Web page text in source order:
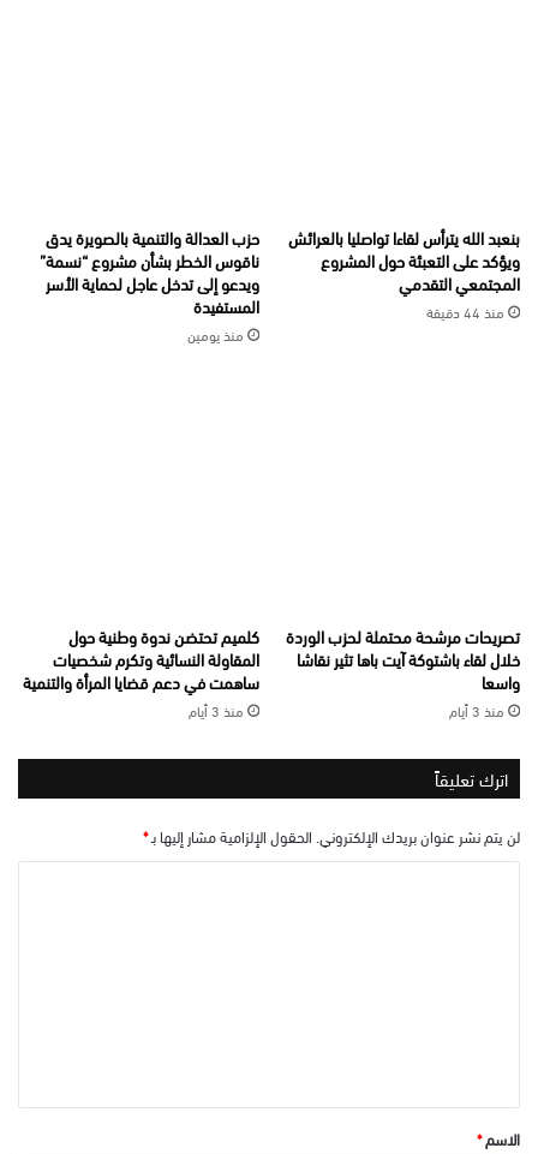
بنعبد الله يترأس لقاءا تواصليا بالعرائش
ويؤكد على التعبئة حول المشروع
المجتمعي التقدمي
منذ 44 دقيقة
حزب العدالة والتنمية بالصويرة يدق
ناقوس الخطر بشأن مشروع “نسمة”
ويدعو إلى تدخل عاجل لحماية الأسر
المستفيدة
منذ يومين
تصريحات مرشحة محتملة لحزب الوردة
خلال لقاء باشتوكة آيت باها تثير نقاشا
واسعا
منذ 3 أيام
كلميم تحتضن ندوة وطنية حول
المقاولة النسائية وتكرم شخصيات
ساهمت في دعم قضايا المرأة والتنمية
منذ 3 أيام
اترك تعليقاً
لن يتم نشر عنوان بريدك الإلكتروني. الحقول الإلزامية مشار إليها بـ*
*الاسم*